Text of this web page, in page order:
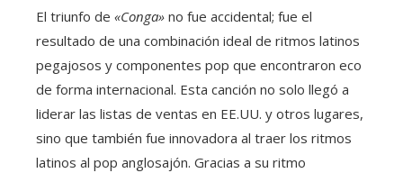
El triunfo de «Conga» no fue accidental; fue el
resultado de una combinación ideal de ritmos latinos
pegajosos y componentes pop que encontraron eco
de forma internacional. Esta canción no solo llegó a
liderar las listas de ventas en EE.UU. y otros lugares,
sino que también fue innovadora al traer los ritmos
latinos al pop anglosajón. Gracias a su ritmo